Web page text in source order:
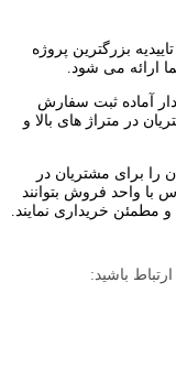
بزرگترین پروژه
ارائه می شود.
آماده ثبت سفارش
در متراژ های بالا و
را برای مشتریان در
واحد فروش بتوانند
مطمئن خریداری نمایند.
باشید: